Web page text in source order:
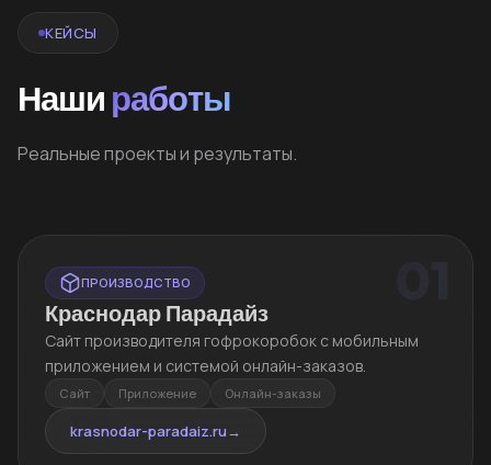
КЕЙСЫ
Наши работы
Реальные проекты и результаты.
ПРОИЗВОДСТВО
Краснодар Парадайз
Сайт производителя гофрокоробок с мобильным
приложением и системой онлайн-заказов.
Сайт Приложение Онлайн-заказы
krasnodar-paradaiz.ru→